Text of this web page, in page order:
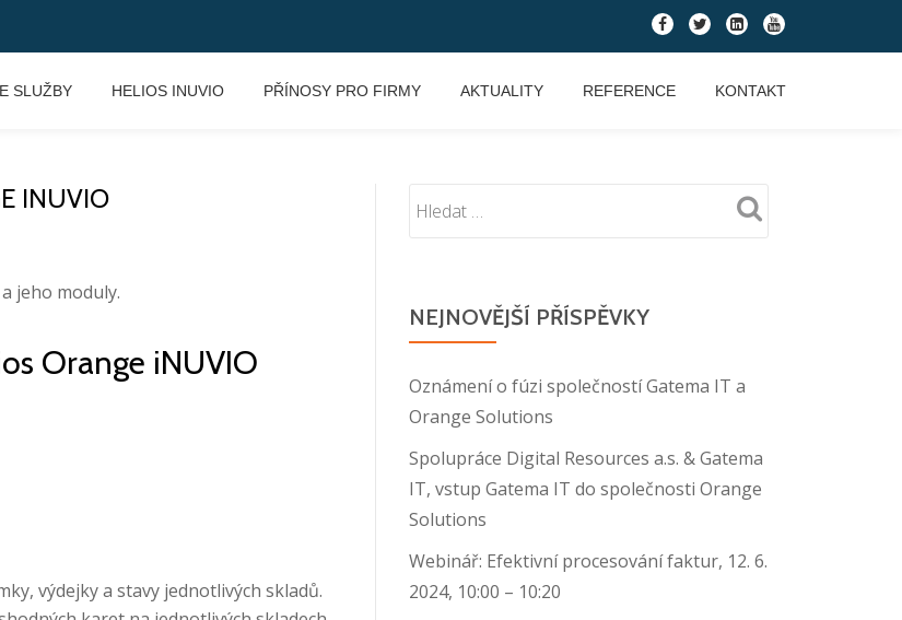
fa-
facebook
fa-
twitter
fa-
linkedin-
square
fa-
youtube
SLUŽBY HELIOS INUVIO PŘÍNOSY PRO FIRMY AKTUALITY REFERENCE KONTAKT
INUVIO
jeho moduly.
Orange iNUVIO
výdejky a stavy jednotlivých skladů.
NEJNOVĚJŠÍ PŘÍSPĚVKY
Oznámení o fúzi společností Gatema IT a
Orange Solutions
Spolupráce Digital Resources a.s. & Gatema
IT, vstup Gatema IT do společnosti Orange
Solutions
Webinář: Efektivní procesování faktur, 12. 6.
2024, 10:00 – 10:20